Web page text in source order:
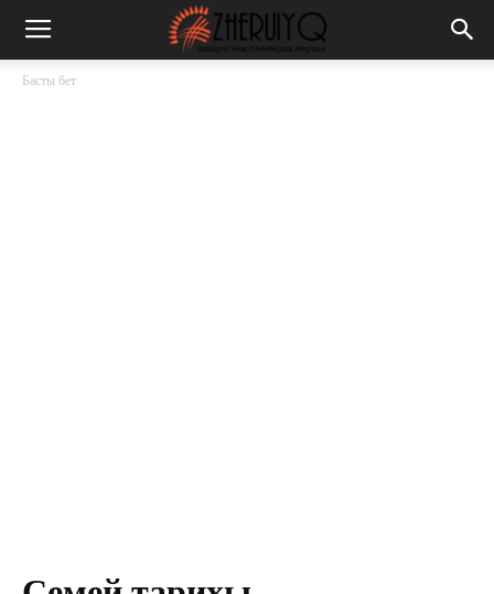
Басты бет